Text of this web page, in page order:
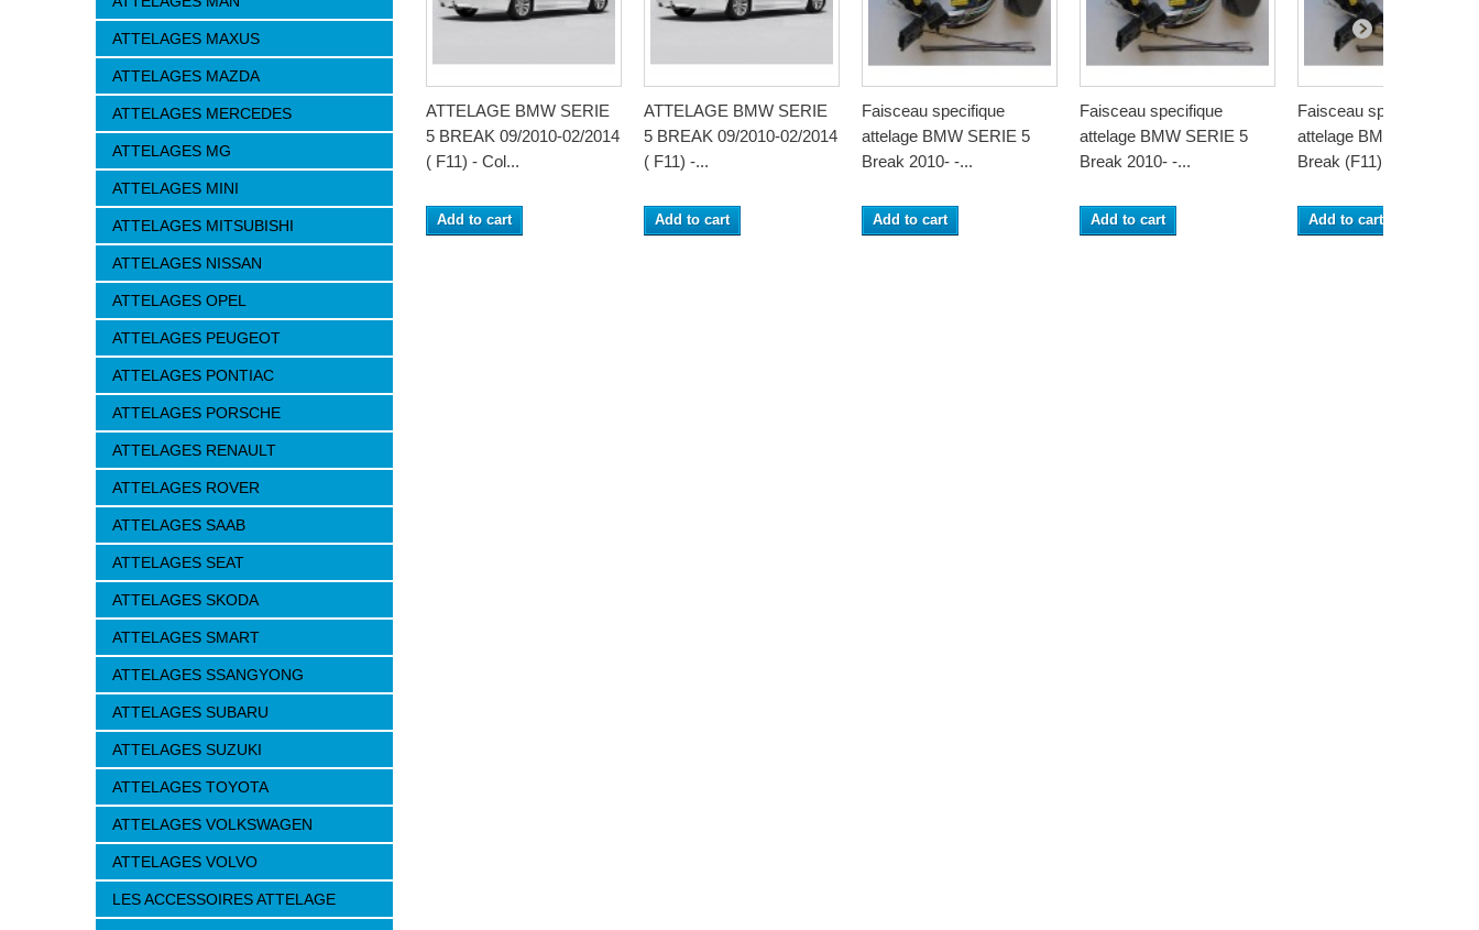
ATTELAGES MAXUS
ATTELAGES MAZDA
ATTELAGES MERCEDES
ATTELAGES MG
ATTELAGES MINI
ATTELAGES MITSUBISHI
ATTELAGES NISSAN
ATTELAGES OPEL
ATTELAGES PEUGEOT
ATTELAGES PONTIAC
ATTELAGES PORSCHE
ATTELAGES RENAULT
ATTELAGES ROVER
ATTELAGES SAAB
ATTELAGES SEAT
ATTELAGES SKODA
ATTELAGES SMART
ATTELAGES SSANGYONG
ATTELAGES SUBARU
ATTELAGES SUZUKI
ATTELAGES TOYOTA
ATTELAGES VOLKSWAGEN
ATTELAGES VOLVO
LES ACCESSOIRES ATTELAGE
ATTELAGE BMW SERIE
5 BREAK 09/2010-02/2014
( F11) - Col...
Add to cart
ATTELAGE BMW SERIE
5 BREAK 09/2010-02/2014
( F11) -...
Add to cart
Faisceau specifique
attelage BMW SERIE 5
Break 2010- -...
Add to cart
Faisceau specifique
attelage BMW SERIE 5
Break 2010- -...
Add to cart
Faisceau specifique
attelage BMW SERIE 5
Break (F11)...
Add to cart